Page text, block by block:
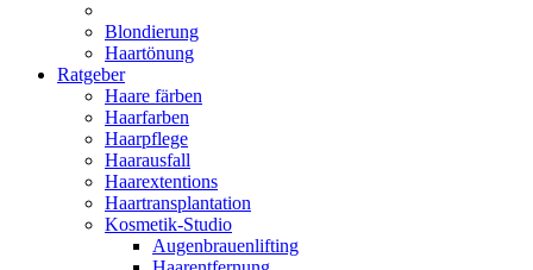
Blondierung
Haartönung
Ratgeber
Haare färben
Haarfarben
Haarpflege
Haarausfall
Haarextentions
Haartransplantation
Kosmetik-Studio
Augenbrauenlifting